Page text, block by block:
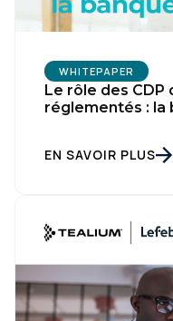
WHITEPAPER
Le rôle des CDP
réglementés : la
EN SAVOIR PLUS